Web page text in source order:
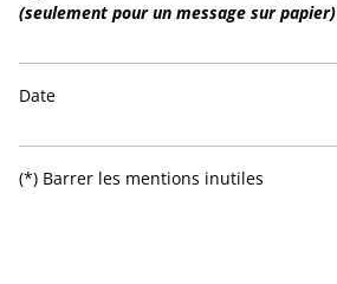
(seulement pour un message sur papier)
Date
(*) Barrer les mentions inutiles